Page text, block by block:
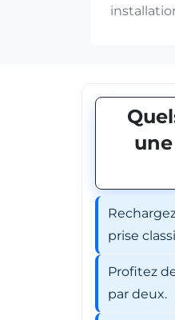
prise
Profitez
par deux.